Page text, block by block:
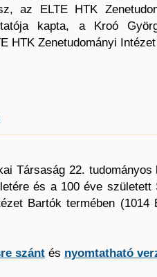
az ELTE HTK
kapta, a Kroó
HTK Zenetudományi
Társaság 22.
és a 100 éve született
Bartók termében
szántés nyomtatható